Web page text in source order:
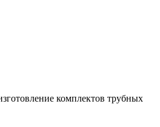
комплектов трубных